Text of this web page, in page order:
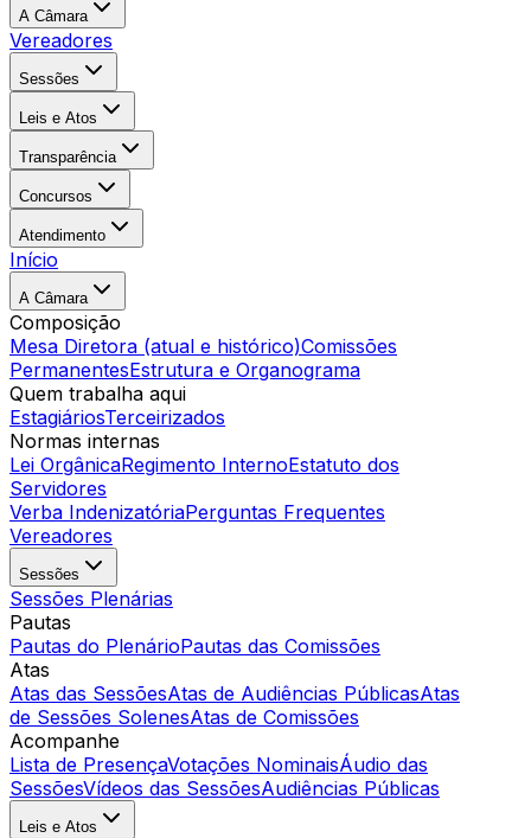
A Câmara
Vereadores
Sessões
Leis e Atos
Transparência
Concursos
Atendimento
Início
A Câmara
Composição
Mesa Diretora (atual e histórico)Comissões
PermanentesEstrutura e Organograma
Quem trabalha aqui
EstagiáriosTerceirizados
Normas internas
Lei OrgânicaRegimento InternoEstatuto dos
Servidores
Verba IndenizatóriaPerguntas Frequentes
Vereadores
Sessões
Sessões Plenárias
Pautas
Pautas do PlenárioPautas das Comissões
Atas
Atas das SessõesAtas de Audiências PúblicasAtas
de Sessões SolenesAtas de Comissões
Acompanhe
Lista de PresençaVotações NominaisÁudio das
SessõesVídeos das SessõesAudiências Públicas
Leis e Atos